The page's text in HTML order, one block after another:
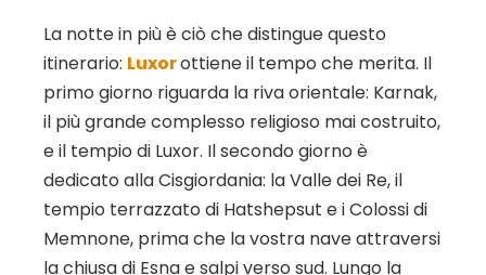
La notte in più è ciò che distingue questo
itinerario: Luxorottiene il tempo che merita. Il
primo giorno riguarda la riva orientale: Karnak,
il più grande complesso religioso mai costruito,
e il tempio di Luxor. Il secondo giorno è
dedicato alla Cisgiordania: la Valle dei Re, il
tempio terrazzato di Hatshepsut e i Colossi di
Memnone, prima che la vostra nave attraversi
la chiusa di Esna e salpi verso sud. Lungo la